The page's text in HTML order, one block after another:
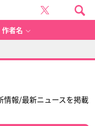
作者名
情報/最新ニュースを掲載